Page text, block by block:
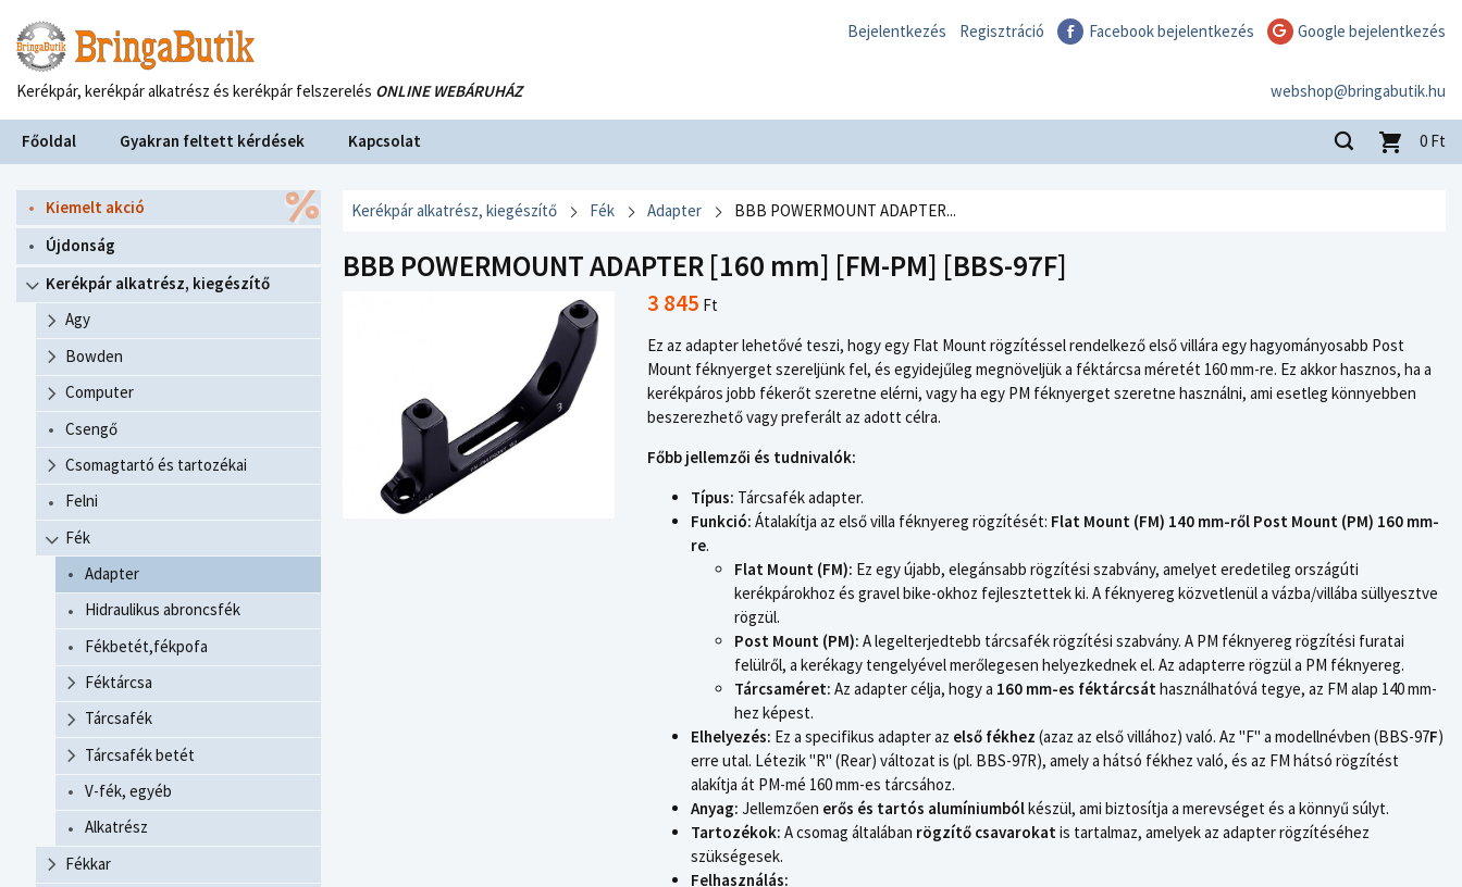
Bejelentkezés Regisztráció Facebook bejelentkezés Google bejelentkezés
webshop@bringabutik.hu
Kerékpár, kerékpár alkatrész és kerékpár felszerelés ONLINE WEBÁRUHÁZ
Főoldal Gyakran feltett kérdések Kapcsolat 0 Ft
Kiemelt akció
Újdonság
Kerékpár alkatrész, kiegészítő
Agy
Bowden
Computer
Csengő
Csomagtartó és tartozékai
Felni
Fék
Adapter
Hidraulikus abroncsfék
Fékbetét,fékpofa
Féktárcsa
Tárcsafék
Tárcsafék betét
V-fék, egyéb
Alkatrész
Fékkar
Kerékpár alkatrész, kiegészítő Fék Adapter BBB POWERMOUNT ADAPTER...
BBB POWERMOUNT ADAPTER [160 mm] [FM-PM] [BBS-97F]
3 845 Ft
Ez az adapter lehetővé teszi, hogy egy Flat Mount rögzítéssel rendelkező első villára egy hagyományosabb Post
Mount féknyerget szereljünk fel, és egyidejűleg megnöveljük a féktárcsa méretét 160 mm-re. Ez akkor hasznos, ha a
kerékpáros jobb fékerőt szeretne elérni, vagy ha egy PM féknyerget szeretne használni, ami esetleg könnyebben
beszerezhető vagy preferált az adott célra.
Főbb jellemzői és tudnivalók:
Típus: Tárcsafék adapter.
Funkció: Átalakítja az első villa féknyereg rögzítését: Flat Mount (FM) 140 mm-ről Post Mount (PM) 160 mm-
re.
Flat Mount (FM): Ez egy újabb, elegánsabb rögzítési szabvány, amelyet eredetileg országúti
kerékpárokhoz és gravel bike-okhoz fejlesztettek ki. A féknyereg közvetlenül a vázba/villába süllyesztve
rögzül.
Post Mount (PM): A legelterjedtebb tárcsafék rögzítési szabvány. A PM féknyereg rögzítési furatai
felülről, a kerékagy tengelyével merőlegesen helyezkednek el. Az adapterre rögzül a PM féknyereg.
Tárcsaméret: Az adapter célja, hogy a 160 mm-es féktárcsáthasználhatóvá tegye, az FM alap 140 mm-
hez képest.
Elhelyezés: Ez a specifikus adapter az első fékhez (azaz az első villához) való. Az "F" a modellnévben (BBS-97F)
erre utal. Létezik "R" (Rear) változat is (pl. BBS-97R), amely a hátsó fékhez való, és az FM hátsó rögzítést
alakítja át PM-mé 160 mm-es tárcsához.
Anyag: Jellemzően erős és tartós alumíniumbólkészül, ami biztosítja a merevséget és a könnyű súlyt.
Tartozékok: A csomag általában rögzítő csavarokatis tartalmaz, amelyek az adapter rögzítéséhez
szükségesek.
Felhasználás: